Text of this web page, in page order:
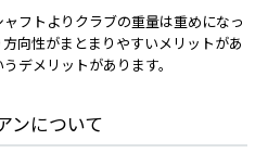
フトよりクラブの重量は重めになっ
向性がまとまりやすいメリットがあ
デメリットがあります。
ンについて